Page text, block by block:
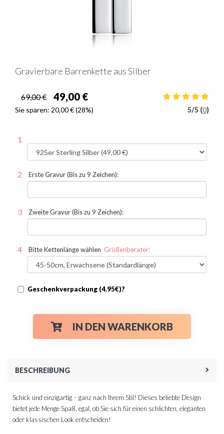
Gravierbare Barrenkette aus Silber
69,00 € 49,00 €
Sie sparen: 20,00 €(28%) 5/5 (0)
Erste Gravur (Bis zu 9 Zeichen):
Zweite Gravur (Bis zu 9 Zeichen):
Bitte Kettenlänge wählen Größenberater:
Geschenkverpackung (4.95€)?
IN DEN WARENKORB
BESCHREIBUNG
Schick und einzigartig – ganz nach Ihrem Stil! Dieses beliebte Design
bietet jede Menge Spaß, egal, ob Sie sich für einen schlichten, eleganten
oder klassischen Look entscheiden!